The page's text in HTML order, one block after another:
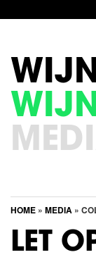
HOME » MEDIA »
LET